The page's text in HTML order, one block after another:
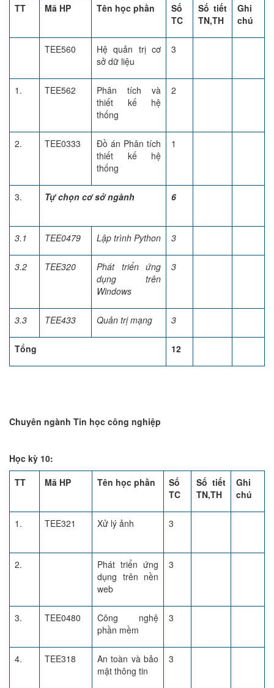
TT
Mã HP Tên học phần
Số
TC
Số tiết
TN,TH
Ghi
chú
TEE560
Hệ quản trị cơ
sở dữ liệu
3
1. TEE562
Phân tích và
thiết kế hệ
thống
2
2. TEE0333
Đồ án Phân tích
thiết kế hệ
thống
1
3. Tự chọn cơ sở ngành 6
3.1 TEE0479 Lập trình Python 3
3.2 TEE320
Phát triển ứng
dụng trên
Windows
3
3.3 TEE433 Quản trị mạng 3
Tổng 12
Chuyên ngành Tin học công nghiệp
Học kỳ 10:
TT
Mã HP Tên học phần
Số
TC
Số tiết
TN,TH
Ghi
chú
1. TEE321 Xử lý ảnh 3
2.
Phát triển ứng
dụng trên nền
web
3
3. TEE0480
Công nghệ
phần mềm
3
4. TEE318
An toàn và bảo
mật thông tin
3